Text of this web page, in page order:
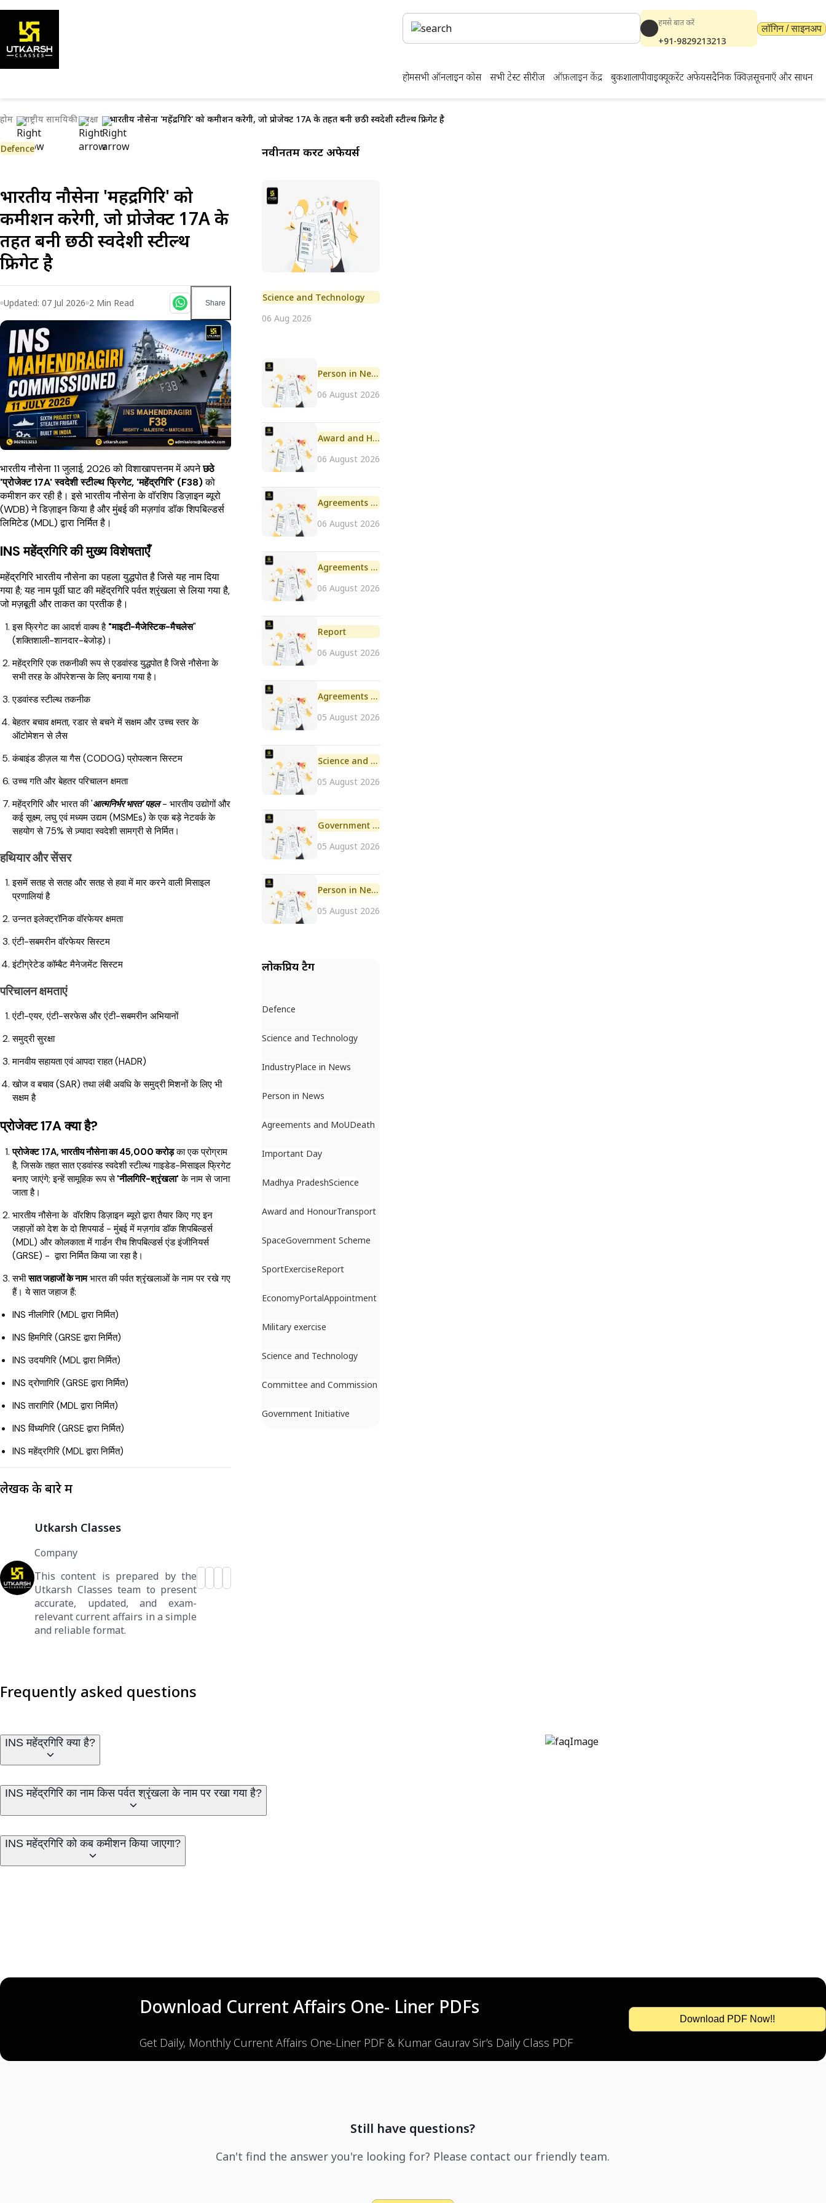
हमसे बात करें
+91-9829213213
लॉगिन / साइनअप
होमसभी ऑनलाइन कोर्स सभी टेस्ट सीरीज ऑफ़लाइन केंद्र बुकशालापीवाईक्यूकरेंट अफेयर्सदैनिक क्विज़सूचनाएँ और साधन
होम राष्ट्रीय सामयिकी रक्षा भारतीय नौसेना 'महेंद्रगिरि' को कमीशन करेगी, जो प्रोजेक्ट 17A के तहत बनी छठी स्वदेशी स्टील्थ फ्रिगेट है
Defence
भारतीय नौसेना 'महेंद्रगिरि' को
कमीशन करेगी, जो प्रोजेक्ट 17A के
तहत बनी छठी स्वदेशी स्टील्थ
फ्रिगेट है
Updated: 07 Jul 2026 2 Min Read Share
भारतीय नौसेना 11 जुलाई, 2026 को विशाखापत्तनम में अपनेछठे
'प्रोजेक्ट 17A' स्वदेशी स्टील्थ फ्रिगेट, 'महेंद्रगिरि' (F38)को
कमीशन कर रही है। इसे भारतीय नौसेना के वॉरशिप डिज़ाइन ब्यूरो
(WDB) ने डिज़ाइन किया है और मुंबई की मज़गांव डॉक शिपबिल्डर्स
लिमिटेड (MDL) द्वारा निर्मित है।
INS महेंद्रगिरि की मुख्य विशेषताएँ
महेंद्रगिरि भारतीय नौसेना का पहला युद्धपोत है जिसे यह नाम दिया
गया है; यह नाम पूर्वी घाट की महेंद्रगिरि पर्वत श्रृंखला से लिया गया है,
जो मज़बूती और ताकत का प्रतीक है।
इस फ्रिगेट का आदर्श वाक्य है "माइटी-मैजेस्टिक-मैचलेस"
(शक्तिशाली-शानदार-बेजोड़)।
महेंद्रगिरि एक तकनीकी रूप से एडवांस्ड युद्धपोत है जिसे नौसेना के
सभी तरह के ऑपरेशन्स के लिए बनाया गया है।
एडवांस्ड स्टील्थ तकनीक
बेहतर बचाव क्षमता, रडार से बचने में सक्षम और उच्च स्तर के
ऑटोमेशन से लैस
कंबाइंड डीज़ल या गैस (CODOG) प्रोपल्शन सिस्टम
उच्च गति और बेहतर परिचालन क्षमता
महेंद्रगिरि और भारत की 'आत्मनिर्भर भारत' पहल- भारतीय उद्योगों और
कई सूक्ष्म, लघु एवं मध्यम उद्यम (MSMEs) के एक बड़े नेटवर्क के
सहयोग से 75% से ज़्यादा स्वदेशी सामग्री से निर्मित।
हथियार और सेंसर
इसमें सतह से सतह और सतह से हवा में मार करने वाली मिसाइल
प्रणालियां है
उन्नत इलेक्ट्रॉनिक वॉरफेयर क्षमता
एंटी-सबमरीन वॉरफेयर सिस्टम
इंटीग्रेटेड कॉम्बैट मैनेजमेंट सिस्टम
परिचालन क्षमताएं
एंटी-एयर, एंटी-सरफेस और एंटी-सबमरीन अभियानों
समुद्री सुरक्षा
मानवीय सहायता एवं आपदा राहत (HADR)
खोज व बचाव (SAR) तथा लंबी अवधि के समुद्री मिशनों के लिए भी
सक्षम है
प्रोजेक्ट 17A क्या है?
प्रोजेक्ट 17A, भारतीय नौसेना का ₹45,000 करोड़का एक प्रोग्राम
है, जिसके तहत सात एडवांस्ड स्वदेशी स्टील्थ गाइडेड-मिसाइल फ्रिगेट
बनाए जाएंगे; इन्हें सामूहिक रूप से'नीलगिरि-श्रृंखला' के नाम से जाना
जाता है।
भारतीय नौसेना के वॉरशिप डिज़ाइन ब्यूरो द्वारा तैयार किए गए इन
जहाज़ों को देश के दो शिपयार्ड - मुंबई में मज़गांव डॉक शिपबिल्डर्स
(MDL) और कोलकाता में गार्डन रीच शिपबिल्डर्स एंड इंजीनियर्स
(GRSE) - द्वारा निर्मित किया जा रहा है।
सभीसात जहाजों के नामभारत की पर्वत श्रृंखलाओं के नाम पर रखे गए
हैं। ये सात जहाज हैं:
INS नीलगिरि (MDL द्वारा निर्मित)
INS हिमगिरि (GRSE द्वारा निर्मित)
INS उदयगिरि (MDL द्वारा निर्मित)
INS द्रोणागिरि (GRSE द्वारा निर्मित)
INS तारागिरि (MDL द्वारा निर्मित)
INS विंध्यगिरि (GRSE द्वारा निर्मित)
INS महेंद्रगिरि (MDL द्वारा निर्मित)
लेखक के बारे में
Utkarsh Classes
Company
This content is prepared by the
Utkarsh Classes team to present
accurate, updated, and exam-
relevant current affairs in a simple
and reliable format.
नवीनतम करेंट अफेयर्स
Science and Technology
06 Aug 2026
Person in News
06 August 2026
Award and Honour
06 August 2026
Agreements and MoU
06 August 2026
Agreements and MoU
06 August 2026
Report
06 August 2026
Agreements and MoU
05 August 2026
Science and Technology
05 August 2026
Government Initiative
05 August 2026
Person in News
05 August 2026
लोकप्रिय टैग
Defence
Science and Technology
IndustryPlace in News
Person in News
Agreements and MoUDeath
Important Day
Madhya PradeshScience
Award and HonourTransport
SpaceGovernment Scheme
SportExerciseReport
EconomyPortalAppointment
Military exercise
Science and Technology
Committee and Commission
Government Initiative
Frequently asked questions
INS महेंद्रगिरि क्या है?
INS महेंद्रगिरि का नाम किस पर्वत श्रृंखला के नाम पर रखा गया है?
INS महेंद्रगिरि को कब कमीशन किया जाएगा?
Download Current Affairs One- Liner PDFs
Get Daily, Monthly Current Affairs One-Liner PDF & Kumar Gaurav Sir’s Daily Class PDF
Download PDF Now!!
Still have questions?
Can't find the answer you're looking for? Please contact our friendly team.